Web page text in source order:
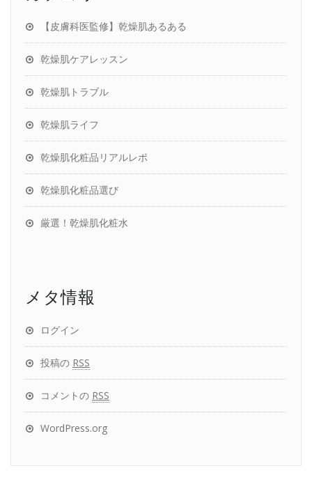
【皮膚科医監修】乾燥肌あるある
乾燥肌ケアレッスン
乾燥肌トラブル
乾燥肌ライフ
乾燥肌化粧品リアルレポ
乾燥肌化粧品選び
厳選！乾燥肌化粧水
メタ情報
ログイン
投稿の RSS
コメントの RSS
WordPress.org